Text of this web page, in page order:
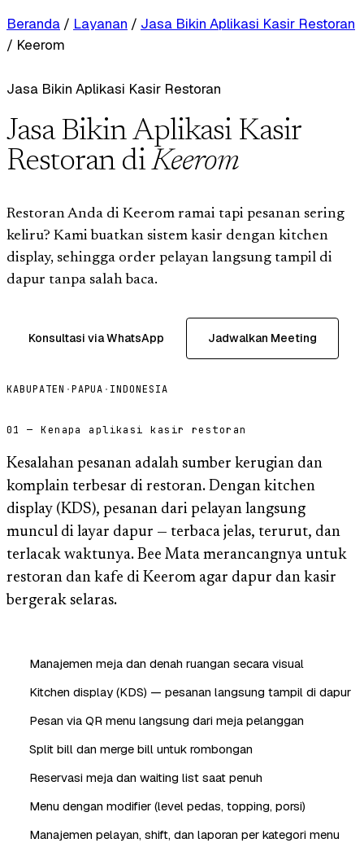
Beranda / Layanan / Jasa Bikin Aplikasi Kasir Restoran
/ Keerom
Jasa Bikin Aplikasi Kasir Restoran
Jasa Bikin Aplikasi Kasir
Restoran diKeerom
Restoran Anda di Keerom ramai tapi pesanan sering
keliru? Kami buatkan sistem kasir dengan kitchen
display, sehingga order pelayan langsung tampil di
dapur tanpa salah baca.
Konsultasi via WhatsApp Jadwalkan Meeting
KABUPATEN ·PAPUA · INDONESIA
01 — Kenapa aplikasi kasir restoran
Kesalahan pesanan adalah sumber kerugian dan
komplain terbesar di restoran. Dengan kitchen
display (KDS), pesanan dari pelayan langsung
muncul di layar dapur — terbaca jelas, terurut, dan
terlacak waktunya. Bee Mata merancangnya untuk
restoran dan kafe di Keerom agar dapur dan kasir
bergerak selaras.
Manajemen meja dan denah ruangan secara visual
Kitchen display (KDS) — pesanan langsung tampil di dapur
Pesan via QR menu langsung dari meja pelanggan
Split bill dan merge bill untuk rombongan
Reservasi meja dan waiting list saat penuh
Menu dengan modifier (level pedas, topping, porsi)
Manajemen pelayan, shift, dan laporan per kategori menu